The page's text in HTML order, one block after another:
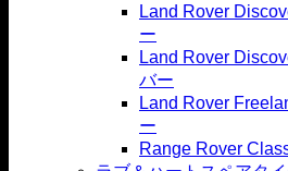
Land Rover
ー
Land Rover
バー
Land Rover
ー
Range Rover